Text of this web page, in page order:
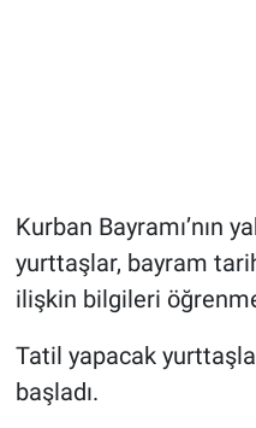
Kurban Bayramı’nın
yurttaşlar, bayram
ilişkin bilgileri
Tatil yapacak
başladı.